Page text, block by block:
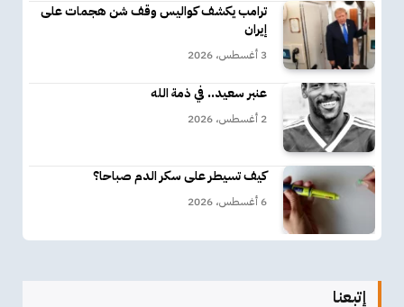
ترامب يكشف كواليس وقف شن هجمات على
إيران
3 أغسطس، 2026
عنبر سعيد.. في ذمة الله
2 أغسطس، 2026
كيف تسيطر على سكر الدم صباحا؟
6 أغسطس، 2026
إتبعنا